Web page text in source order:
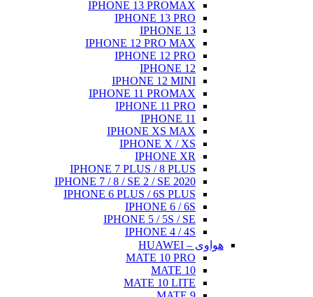
IPHONE 13 PROMAX
IPHONE 13 PRO
IPHONE 13
IPHONE 12 PRO MAX
IPHONE 12 PRO
IPHONE 12
IPHONE 12 MINI
IPHONE 11 PROMAX
IPHONE 11 PRO
IPHONE 11
IPHONE XS MAX
IPHONE X / XS
IPHONE XR
IPHONE 7 PLUS / 8 PLUS
IPHONE 7 / 8 / SE 2 / SE 2020
IPHONE 6 PLUS / 6S PLUS
IPHONE 6 / 6S
IPHONE 5 / 5S / SE
IPHONE 4 / 4S
هواوی – HUAWEI
MATE 10 PRO
MATE 10
MATE 10 LITE